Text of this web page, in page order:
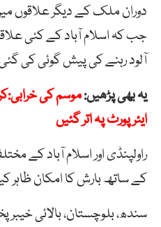
دوران ملک کے دیگر علاقوں
جب کہ اسلام آباد کے کئی
آلود رہنے کی پیش گوئی کی
یہ بھی پڑھیں:موسم کی
ایئرپورٹ پہ اتر گئیں
راولپنڈی اور اسلام آباد کے
کے ساتھ بارش کا امکان ظاہر
سندھ، بلوچستان، بالائی